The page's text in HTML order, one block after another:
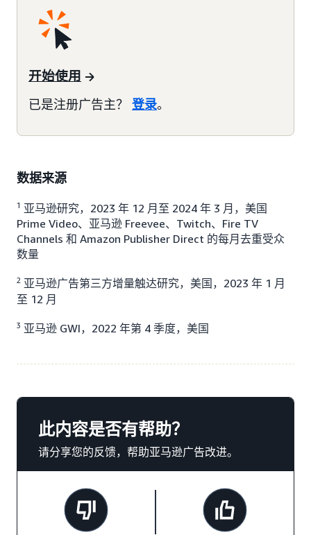
开始使用
已是注册广告主？ 登录。
数据来源
1 亚马逊研究，2023 年 12 月至 2024 年 3 月，美国
Prime Video、亚马逊 Freevee、Twitch、Fire TV
Channels 和 Amazon Publisher Direct 的每月去重受众
数量
2 亚马逊广告第三方增量触达研究，美国，2023 年 1 月
至 12 月
3 亚马逊 GWI，2022 年第 4 季度，美国
此内容是否有帮助？
请分享您的反馈，帮助亚马逊广告改进。